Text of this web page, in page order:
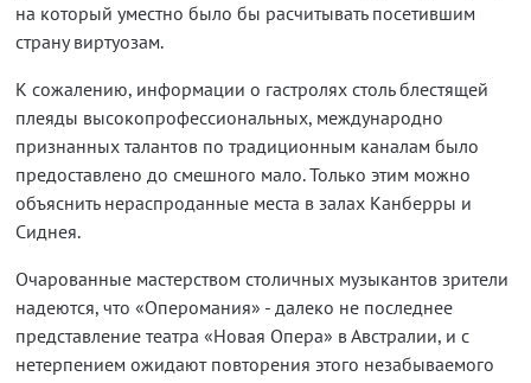
на который уместно было бы расчитывать посетившим
страну виртуозам.
К сожалению, информации о гастролях столь блестящей
плеяды высокопрофессиональных, международно
признанных талантов по традиционным каналам было
предоставлено до смешного мало. Только этим можно
объяснить нераспроданные места в залах Канберры и
Сиднея.
Очарованные мастерством столичных музыкантов зрители
надеются, что «Оперомания» - далеко не последнее
представление театра «Новая Опера» в Австралии, и с
нетерпением ожидают повторения этого незабываемого